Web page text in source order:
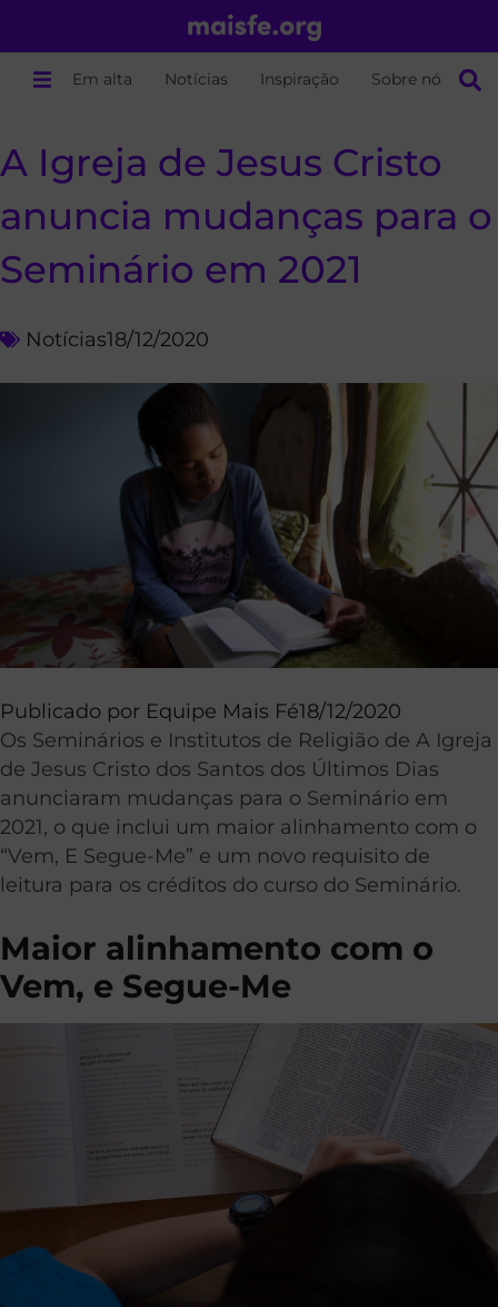
Em alta Notícias Inspiração Sobre nós
A Igreja de Jesus Cristo
anuncia mudanças para o
Seminário em 2021
Notícias18/12/2020
Publicado por Equipe Mais Fé18/12/2020
Os Seminários e Institutos de Religião de A Igreja
de Jesus Cristo dos Santos dos Últimos Dias
anunciaram mudanças para o Seminário em
2021, o que inclui um maior alinhamento com o
“Vem, E Segue-Me” e um novo requisito de
leitura para os créditos do curso do Seminário.
Maior alinhamento com o
Vem, e Segue-Me